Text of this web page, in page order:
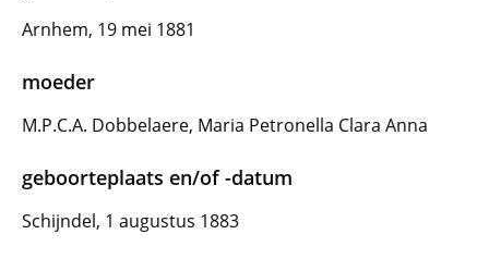
Arnhem, 19 mei 1881
moeder
M.P.C.A. Dobbelaere, Maria Petronella Clara Anna
geboorteplaats en/of -datum
Schijndel, 1 augustus 1883